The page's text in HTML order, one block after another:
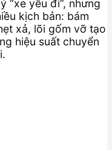
“xe yếu đi”, nhưng
kịch bản: bám
xả, lõi gốm vỡ tạo
hiệu suất chuyển